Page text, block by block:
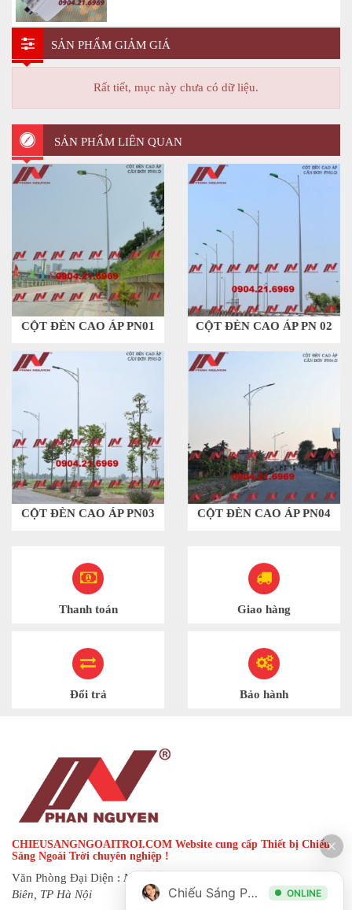
SẢN PHẨM GIẢM GIÁ
Rất tiết, mục này chưa có dữ liệu.
SẢN PHẨM LIÊN QUAN
CỘT ĐÈN CAO ÁP PN01 CỘT ĐÈN CAO ÁP PN 02
CỘT ĐÈN CAO ÁP PN03 CỘT ĐÈN CAO ÁP PN04
Thanh toán Giao hàng
Đổi trả Bảo hành
CHIEUSANGNGOAITROI.COM Website cung cấp Thiết bị Chiếu
Sáng Ngoài Trời chuyên nghiệp !
Văn Phòng Đại Diện : Ngõ 144 đường Hạ Trại, phường Long
Biên, TP Hà Nội
Chiếu Sáng Phan Nguyễn ONLINE